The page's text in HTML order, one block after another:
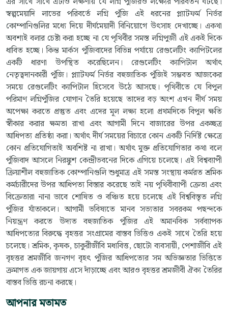
স্বল্পমেয়াদি লাভের পরিবর্তে লগ্নি পুঁজি এই ধরনের প্ল্যাটফর্ম নির্ভর
কোম্পানিগুলির মধ্যে দিয়ে দীর্ঘমেয়াদী বিনিয়োগে উৎসাহ দেখাচ্ছে। একথা
অবশ্যই বলার চেষ্টা করা হচ্ছে না যে পৃথিবীর সমস্ত লগ্নিপুজী এই একই দিকে
ধাবিত হচ্ছে। কিন্ত মার্কস পুঁজিবাদের বিভিন্ন পর্যায়ে রেগুলেটিং ক্যাপিটলের
একটি ধারণা উপস্থিত করেছিলেন। রেগুলেটিং ক্যাপিটাল অর্থাৎ
নেতৃত্বদানকারী পুঁজি। প্ল্যাটফর্ম নির্ভর বহুজাতিক পুঁজিই সম্ভবত আজকের
সময়ে রেগুলেটিং ক্যাপিটাল হিসেবে উঠে আসছে। পৃথিবীতে যে বিপুল
পরিমাণ লগ্নিপুঁজির যোগান তৈরি হয়েছে তাদের বড় অংশ এখন দীর্ঘ সময়
অপেক্ষা করতে প্রস্তুত এবং এদের মূল লক্ষ্য হলো প্রথমদিকে বিপুল ক্ষতি
স্বীকার করার ক্ষমতা রাখা এবং আগামী দিনে বাজারের উপর একচ্ছত্র
আধিপত্য প্রতিষ্ঠা করা। অর্থাৎ দীর্ঘ সময়ের বিচারে কোন একটি নির্দিষ্ট ক্ষেত্রে
কোন প্রতিযোগিতাই অবশিষ্ট না রাখা। অর্থাৎ মুক্ত প্রতিযোগিতার কথা বলে
পুঁজিবাদ আসলে নিরঙ্কুশ কেন্দ্রীভবনের দিকে এগিয়ে চলেছে। এই বিশ্বব্যাপী
ক্রিয়াশীল বহুজাতিক কোম্পানিগুলি শুধুমাত্র এই সমস্ত সংস্থায় কর্মরত শ্রমিক
কর্মচারীদের উপর আধিপত্য বিস্তার করেছে তাই নয় পৃথিবীব্যাপী ক্রেতা এবং
বিক্রেতারা নানা ভাবে শোষিত ও বঞ্চিত হয়ে চলেছে এই বিশ্ববিস্তৃত লগ্নি
পুঁজির যাঁতাকলে। আগামী ভবিষ্যতে মানব সভ্যতার সবরকম পছন্দকে
নিয়ন্ত্রণ করতে উদ্যত বহুজাতিক পুঁজির এই অমানবিক সর্বব্যাপক
আধিপত্যের বিরুদ্ধে বৃহত্তর সংগ্রামের বাস্তব ভিত্তিও একই সাথে তৈরি হয়ে
চলেছে। শ্রমিক, কৃষক, চাকুরীজীবি মধ্যবিত্ত, ছোটো ব্যবসায়ী, পেশাজীবি এই
বৃহত্তর শ্রমজীবি জনগণ বৃহৎ পুঁজির আধিপত্যের সম অভিজ্ঞতার ভিত্তিতে
ক্রমাগত এক জায়গায় এসে দাঁড়াচ্ছে এবং আরও বৃহত্তর শ্রমজীবী ঐক্য তৈরির
বাস্তব ভিত্তি রচনা করছে।
আপনার মতামত